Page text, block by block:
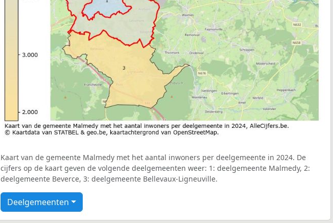
Kaart van de gemeente Malmedy met het aantal inwoners per deelgemeente in 2024. De
cijfers op de kaart geven de volgende deelgemeenten weer: 1: deelgemeente Malmedy, 2:
deelgemeente Beverce, 3: deelgemeente Bellevaux-Ligneuville.
Deelgemeenten